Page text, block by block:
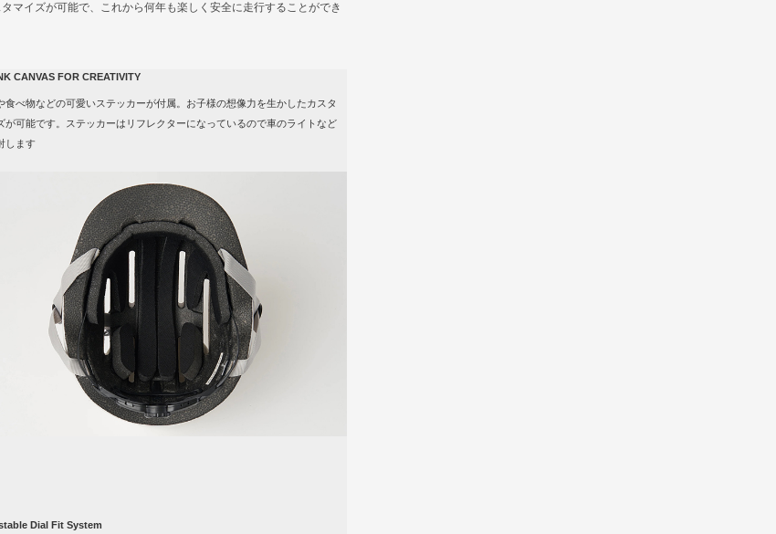
マイズが可能で、これから何年も楽しく安全に走行することができ
CANVAS FOR CREATIVITY
食べ物などの可愛いステッカーが付属。お子様の想像力を生かしたカスタ
が可能です。ステッカーはリフレクターになっているので車のライトなど
します
Dial Fit System